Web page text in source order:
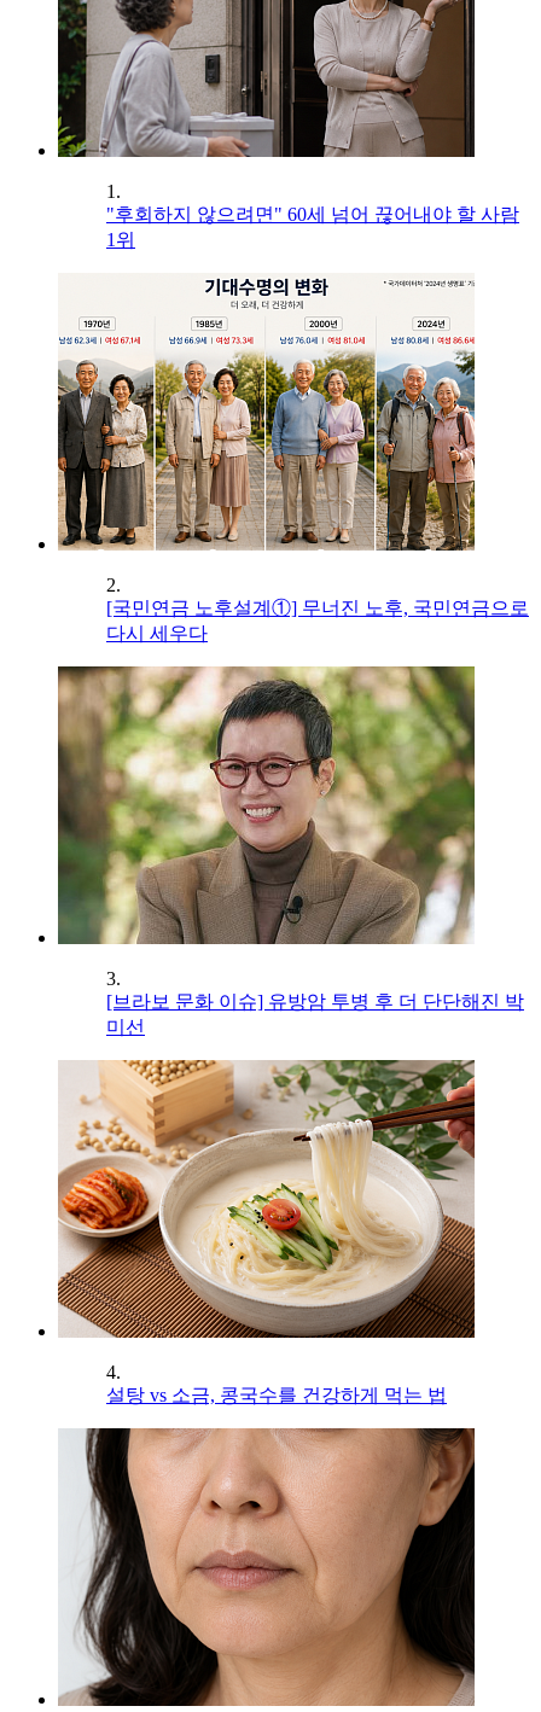
1.
"후회하지 않으려면" 60세 넘어 끊어내야 할 사람
1위
2.
[국민연금 노후설계①] 무너진 노후, 국민연금으로
다시 세우다
3.
[브라보 문화 이슈] 유방암 투병 후 더 단단해진 박
미선
4.
설탕 vs 소금, 콩국수를 건강하게 먹는 법